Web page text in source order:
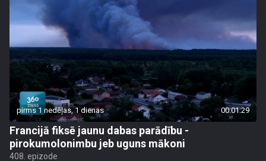
pirms 1 nedēļas, 1 dienas 00:01:29
Francijā fiksē jaunu dabas parādību -
pirokumolonimbu jeb uguns mākoni
408. epizode